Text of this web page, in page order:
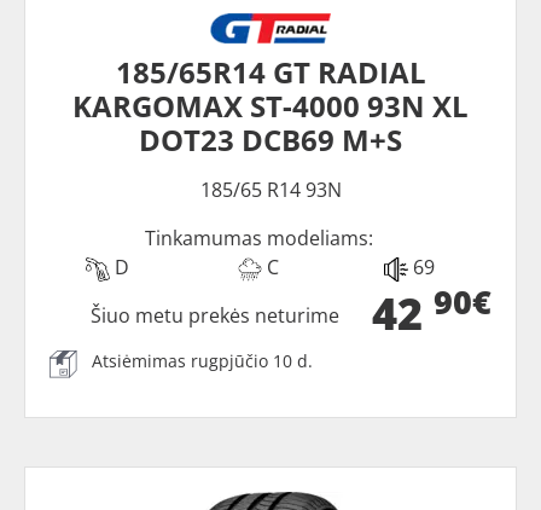
185/65R14 GT RADIAL
KARGOMAX ST-4000 93N XL
DOT23 DCB69 M+S
185/65 R14 93N
Tinkamumas modeliams:
D
C 69
42 90€
Šiuo metu prekės neturime
Atsiėmimas rugpjūčio 10 d.